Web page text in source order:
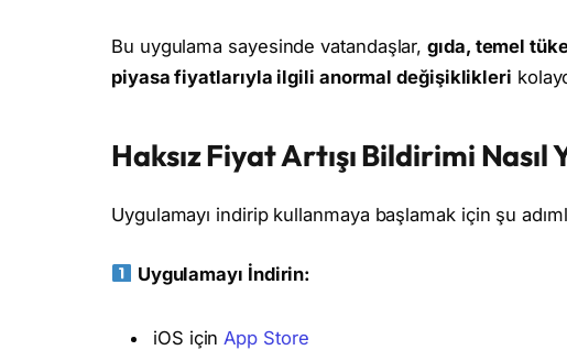
Bu uygulama sayesinde vatandaşlar,gıda, temel
piyasa fiyatlarıyla ilgili anormal değişiklikleri
Haksız Fiyat Artışı Bildirimi Nasıl
Uygulamayı indirip kullanmaya başlamak için şu
Uygulamayı İndirin:
iOS için App Store